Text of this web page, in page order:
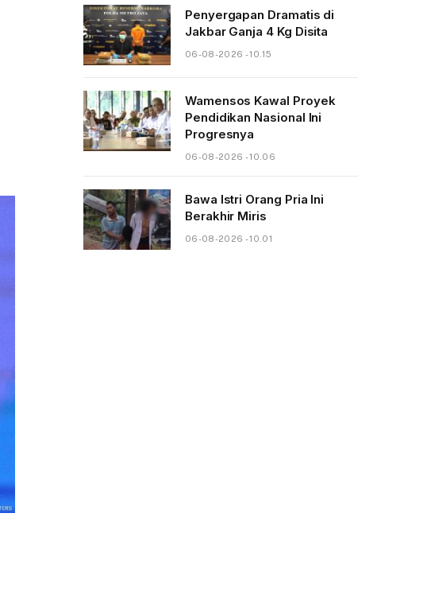
Penyergapan Dramatis di
Jakbar Ganja 4 Kg Disita
06-08-2026 - 10.15
Wamensos Kawal Proyek
Pendidikan Nasional Ini
Progresnya
06-08-2026 - 10.06
Bawa Istri Orang Pria Ini
Berakhir Miris
06-08-2026 - 10.01